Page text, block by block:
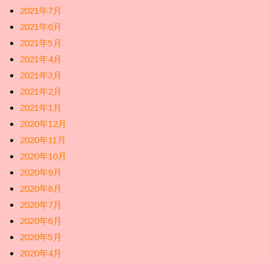
2021年7月
2021年6月
2021年5月
2021年4月
2021年3月
2021年2月
2021年1月
2020年12月
2020年11月
2020年10月
2020年9月
2020年8月
2020年7月
2020年6月
2020年5月
2020年4月